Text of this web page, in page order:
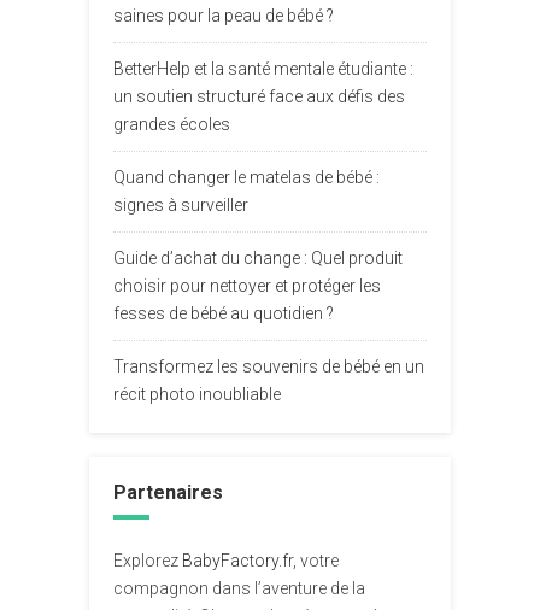
saines pour la peau de bébé ?
BetterHelp et la santé mentale étudiante :
un soutien structuré face aux défis des
grandes écoles
Quand changer le matelas de bébé :
signes à surveiller
Guide d’achat du change : Quel produit
choisir pour nettoyer et protéger les
fesses de bébé au quotidien ?
Transformez les souvenirs de bébé en un
récit photo inoubliable
Partenaires
Explorez BabyFactory.fr, votre
compagnon dans l’aventure de la